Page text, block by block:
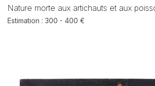
Nature morte aux artichauts et aux
Estimation : 300 - 400 €